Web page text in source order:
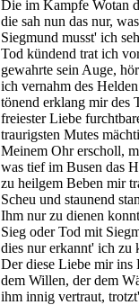
Die im Kampfe Wotan
die sah nun das nur,
Siegmund musst' ich
Tod kündend trat ich
gewahrte sein Auge,
ich vernahm des
tönend erklang mir des
freiester Liebe
traurigsten Mutes
Meinem Ohr erscholl,
was tief im Busen das
zu heilgem Beben mir
Scheu und staunend
Ihm nur zu dienen
Sieg oder Tod mit
dies nur erkannt' ich zu
Der diese Liebe mir ins
dem Willen, der dem
ihm innig vertraut,